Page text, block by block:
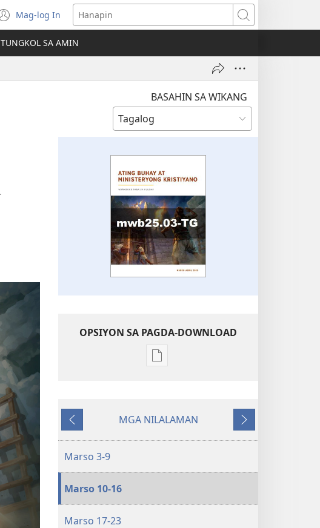
Mag-log In
(may
bubukas
na
bagong
Hanapin
TUNGKOL SA AMIN
BASAHIN SA WIKANG
OPSIYON SA PAGDA-DOWNLOAD
Opsiyon
ng
MINISTERYO
Nauna
MGA NILALAMAN
Susunod
Marso 3-9
Marso 10-16
Marso 17-23